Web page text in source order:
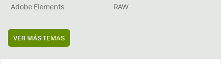
Adobe Elements
RAW
VER MÁS TEMAS